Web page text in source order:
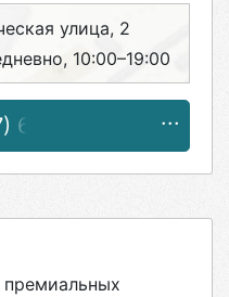
улица, 2
10:00–19:00
6-89-66
премиальных